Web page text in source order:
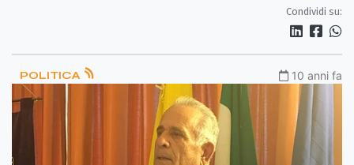
Condividi su:
POLITICA 10 anni fa